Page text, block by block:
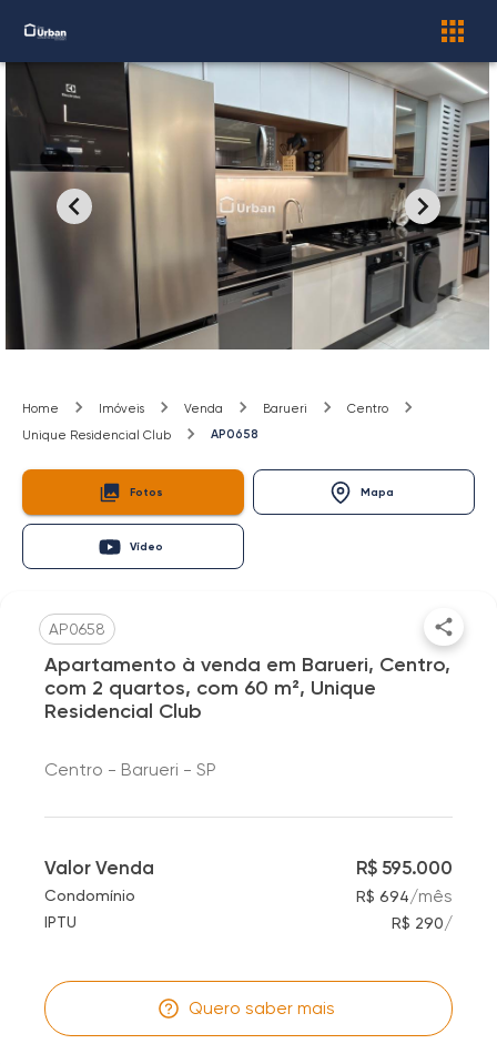
Home Imóveis Venda Barueri
Centro
Unique Residencial Club
AP0658
Fotos Mapa
Vídeo
AP0658
Apartamento à venda em Barueri, Centro,
com 2 quartos, com 60 m², Unique
Residencial Club
Centro - Barueri - SP
Valor Venda R$ 595.000
Condomínio R$ 694/mês
IPTU R$ 290/
Quero saber mais